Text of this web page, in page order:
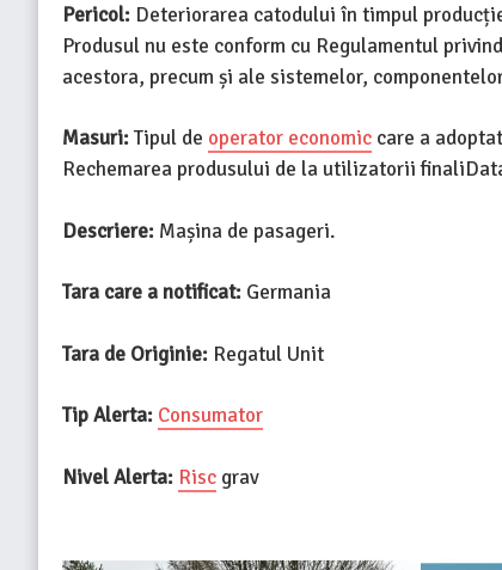
Pericol: Deteriorarea catodului în timpul
Produsul nu este conform cu Regulamentul
acestora, precum și ale sistemelor,
Masuri:Tipul de operator economic care a
Rechemarea produsului de la utilizatorii
Descriere: Mașina de pasageri.
Tara care a notificat: Germania
Tara de Originie: Regatul Unit
Tip Alerta: Consumator
Nivel Alerta: Risc grav